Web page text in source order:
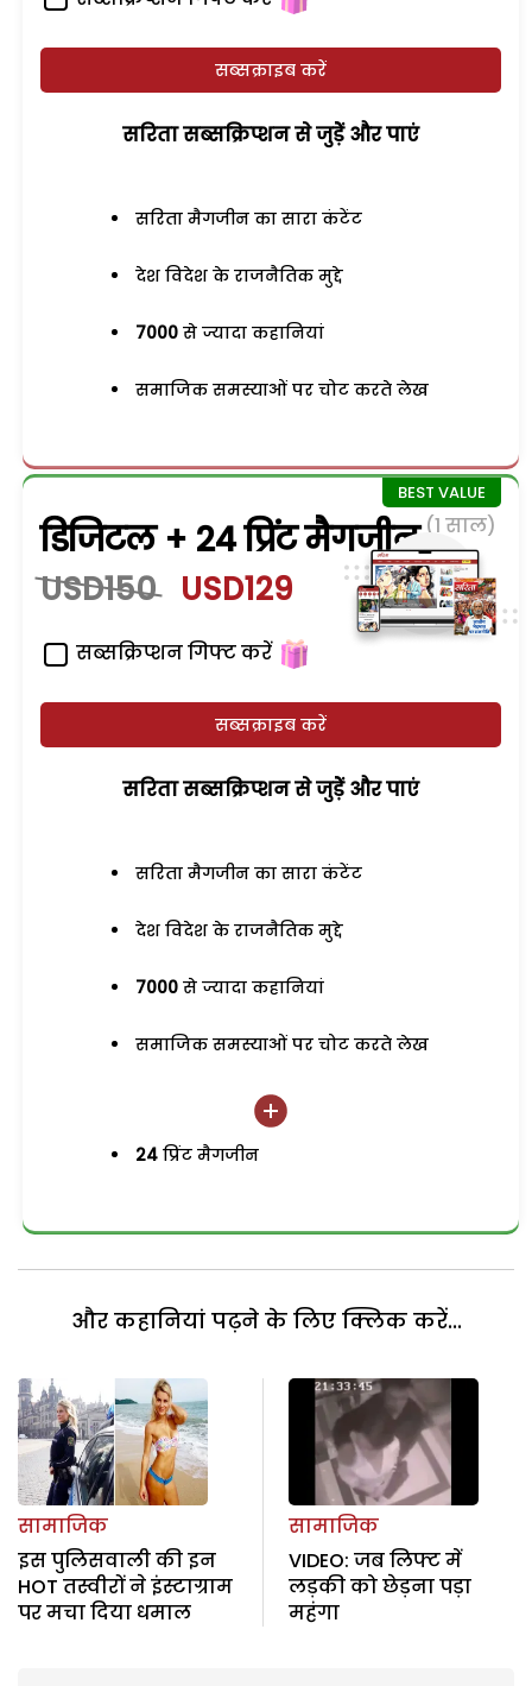
सब्सक्राइब करें
सरिता सब्सक्रिप्शन से जुड़ेें और पाएं
सरिता मैगजीन का सारा कंटेंट
देश विदेश के राजनैतिक मुद्दे
7000 से ज्यादा कहानियां
समाजिक समस्याओं पर चोट करते लेख
डिजिटल + 24 प्रिंट मैगजीन (1 साल)
USD150 USD129
सब्सक्रिप्शन गिफ्ट करें
सब्सक्राइब करें
सरिता सब्सक्रिप्शन से जुड़ेें और पाएं
सरिता मैगजीन का सारा कंटेंट
देश विदेश के राजनैतिक मुद्दे
7000 से ज्यादा कहानियां
समाजिक समस्याओं पर चोट करते लेख
24 प्रिंट मैगजीन
और कहानियां पढ़ने के लिए क्लिक करें...
सामाजिक
इस पुलिसवाली की इन
HOT तस्वीरों ने इंस्टाग्राम
पर मचा दिया धमाल
सामाजिक
VIDEO: जब लिफ्ट में
लड़की को छेड़ना पड़ा
महंगा